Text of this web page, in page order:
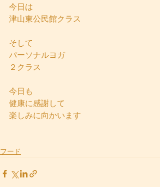
今日は
津山東公民館クラス
そして
パーソナルヨガ
２クラス
今日も
健康に感謝して
楽しみに向かいます
フード